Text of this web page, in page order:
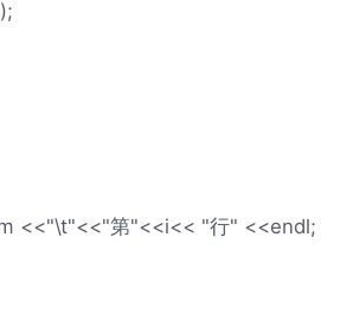
<<"\t"<<"第"<<i<< "行" <<endl;